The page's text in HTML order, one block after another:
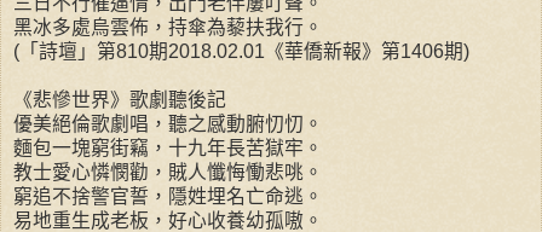
黑冰多處烏雲佈，持傘為藜扶我行。
(「詩壇」第810期2018.02.01《華僑新報》第1406期)
《悲慘世界》歌劇聽後記
優美絕倫歌劇唱，聽之感動腑忉忉。
麵包一塊窮街竊，十九年長苦獄牢。
教士愛心憐憫勸，賊人懺悔慟悲咷。
窮追不捨警官誓，隱姓埋名亡命逃。
易地重生成老板，好心收養幼孤嗷。